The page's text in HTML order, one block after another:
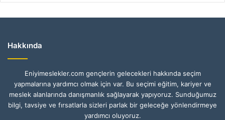
Hakkında
Eniyimeslekler.com gençlerin gelecekleri hakkında seçim
yapmalarına yardımcı olmak için var. Bu seçimi eğitim, kariyer ve
meslek alanlarında danışmanlık sağlayarak yapıyoruz. Sunduğumuz
bilgi, tavsiye ve fırsatlarla sizleri parlak bir geleceğe yönlendirmeye
yardımcı oluyoruz.